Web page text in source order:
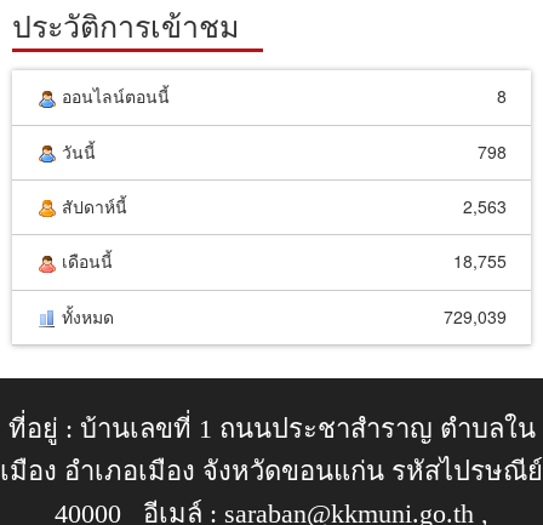
ประวัติการเข้าชม
ออนไลน์ตอนนี้ 8
วันนี้ 798
สัปดาห์นี้ 2,563
เดือนนี้ 18,755
ทั้งหมด 729,039
ที่อยู่ : บ้านเลขที่ 1 ถนนประชาสำราญ ตำบลใน
เมือง อำเภอเมือง จังหวัดขอนแก่น รหัสไปรษณีย์
40000 อีเมล์ : saraban@kkmuni.go.th ,